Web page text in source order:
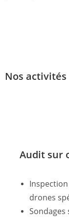
Nos activités
Audit sur
drones